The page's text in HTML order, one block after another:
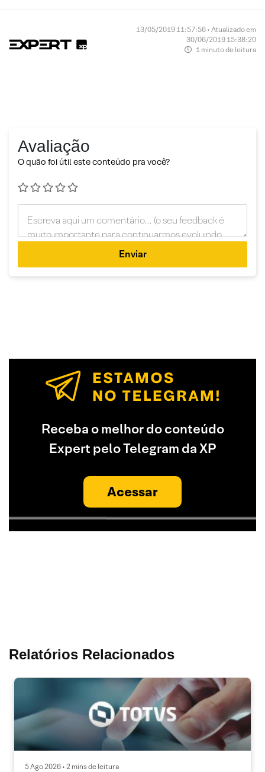
13/05/2019 11:57:56 • Atualizado em
30/06/2019 15:38:20
1 minuto de leitura
Avaliação
O quão foi útil este conteúdo pra você?
Enviar
Receba o melhor do conteúdo
Expert pelo Telegram da XP
Acessar
Relatórios Relacionados
5 Ago 2026 • 2 mins de leitura